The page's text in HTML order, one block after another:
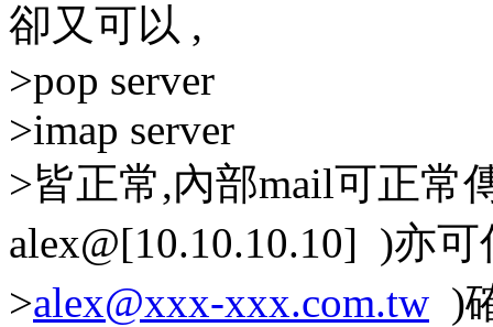
卻又可以 ,
>pop server
>imap server
>皆正常,內部mail可正常
alex@[10.10.10.10] )亦
>alex@xxx-xxx.com.tw )